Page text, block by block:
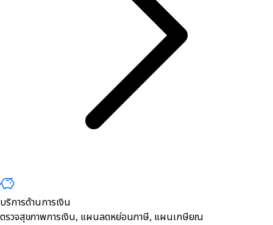
บริการด้านการเงิน
ตรวจสุขภาพการเงิน, ​แผนลดหย่อนภาษี, แผนเกษียณ